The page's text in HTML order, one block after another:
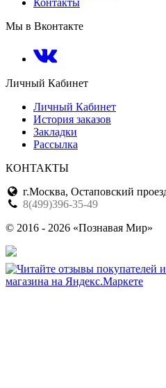
Мы в Вконтакте
Личный Кабинет
Личный Кабинет
История заказов
Закладки
Рассылка
КОНТАКТЫ
г.Москва, Остаповский
8(499)396-35-49
© 2016 - 2026 «Познавая Мир»